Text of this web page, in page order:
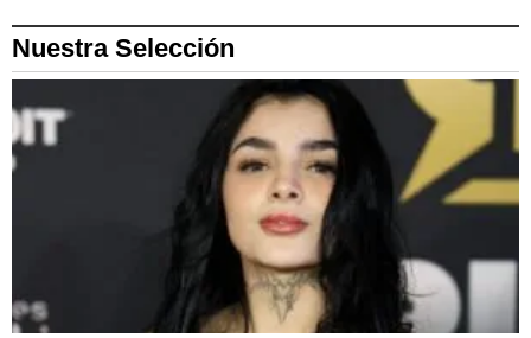
Nuestra Selección